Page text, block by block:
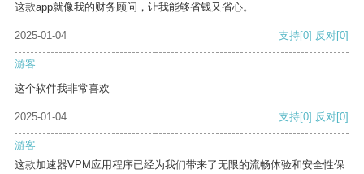
这款app就像我的财务顾问，让我能够省钱又省心。
2025-01-04 支持[0] 反对[0]
游客
这个软件我非常喜欢
2025-01-04 支持[0] 反对[0]
游客
这款加速器VPM应用程序已经为我们带来了无限的流畅体验和安全性保